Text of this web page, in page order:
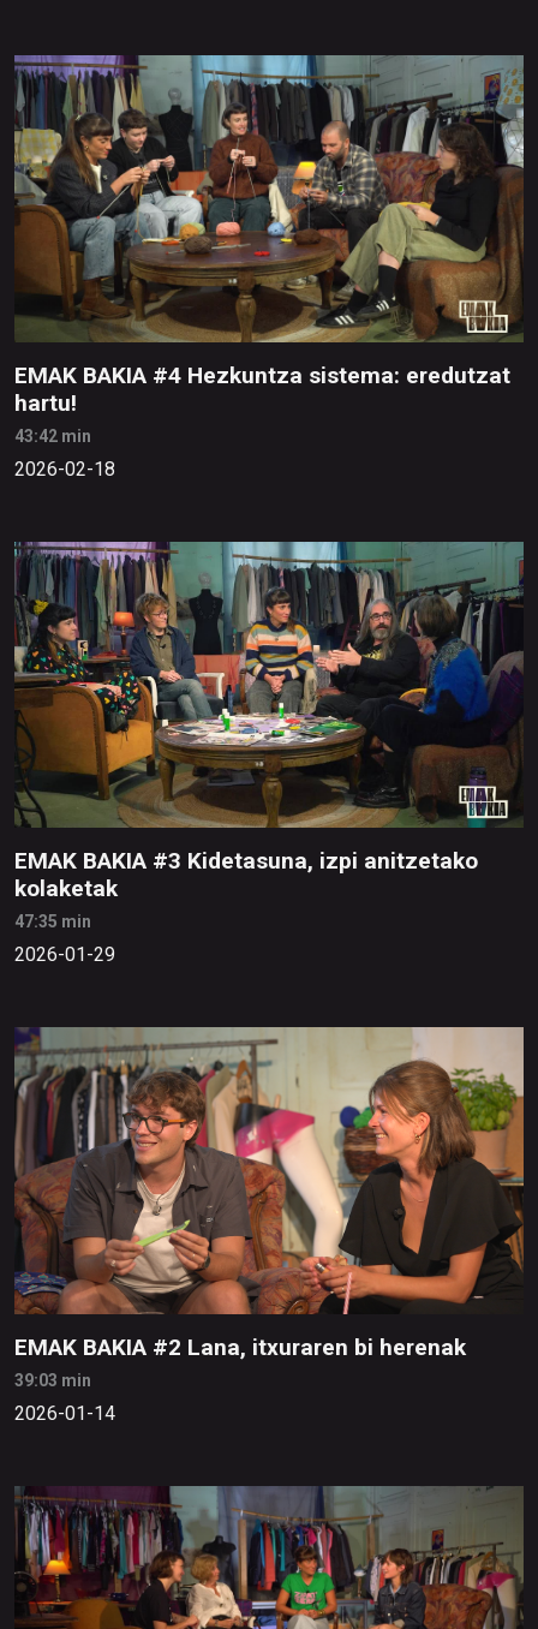
EMAK BAKIA #4 Hezkuntza sistema: eredutzat
hartu!
43:42 min
2026-02-18
EMAK BAKIA #3 Kidetasuna, izpi anitzetako
kolaketak
47:35 min
2026-01-29
EMAK BAKIA #2 Lana, itxuraren bi herenak
39:03 min
2026-01-14